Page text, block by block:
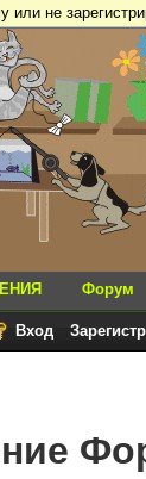
или не
Форум
Вход